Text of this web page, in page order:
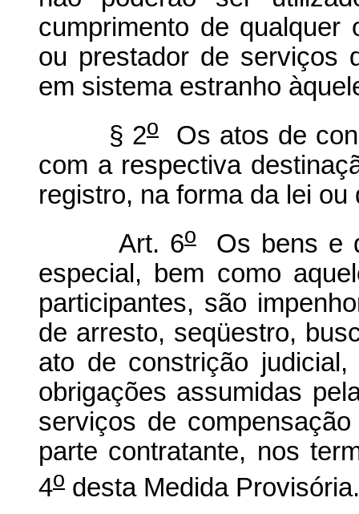
cumprimento de qualquer
ou prestador de serviços
em sistema estranho
§ 2o
Os atos de
com a respectiva
registro, na forma da lei ou
Art. 6oOs bens e
especial, bem como
participantes, são
de arresto, seqüestro,
ato de constrição
obrigações assumidas
serviços de
parte contratante, nos
4o desta Medida Provisória.